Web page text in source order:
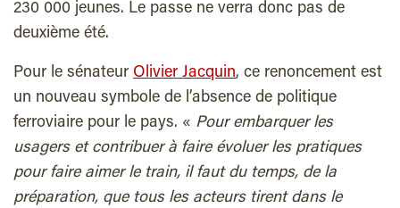
230 000 jeunes. Le passe ne verra donc pas de
deuxième été.
Pour le sénateur Olivier Jacquin, ce renoncement est
un nouveau symbole de l’absence de politique
ferroviaire pour le pays. « Pour embarquer les
usagers et contribuer à faire évoluer les pratiques
pour faire aimer le train, il faut du temps, de la
préparation, que tous les acteurs tirent dans le